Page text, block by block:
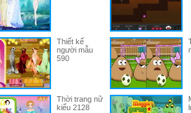
Thiết kế
người mẫu
590
Thời trang nữ
kiểu 2128